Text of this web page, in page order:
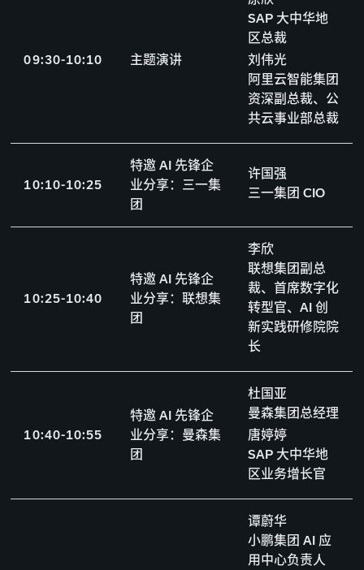
09:30-10:10 主题演讲
SAP 大中华地
区总裁
刘伟光
阿里云智能集团
资深副总裁、公
共云事业部总裁
10:10-10:25
特邀 AI 先锋企
业分享：三一集
团
许国强
三一集团 CIO
10:25-10:40
特邀 AI 先锋企
业分享：联想集
团
李欣
联想集团副总
裁、首席数字化
转型官、AI 创
新实践研修院院
长
10:40-10:55
特邀 AI 先锋企
业分享：曼森集
团
杜国亚
曼森集团总经理
唐婷婷
SAP 大中华地
区业务增长官
谭蔚华
小鹏集团 AI 应
用中心负责人